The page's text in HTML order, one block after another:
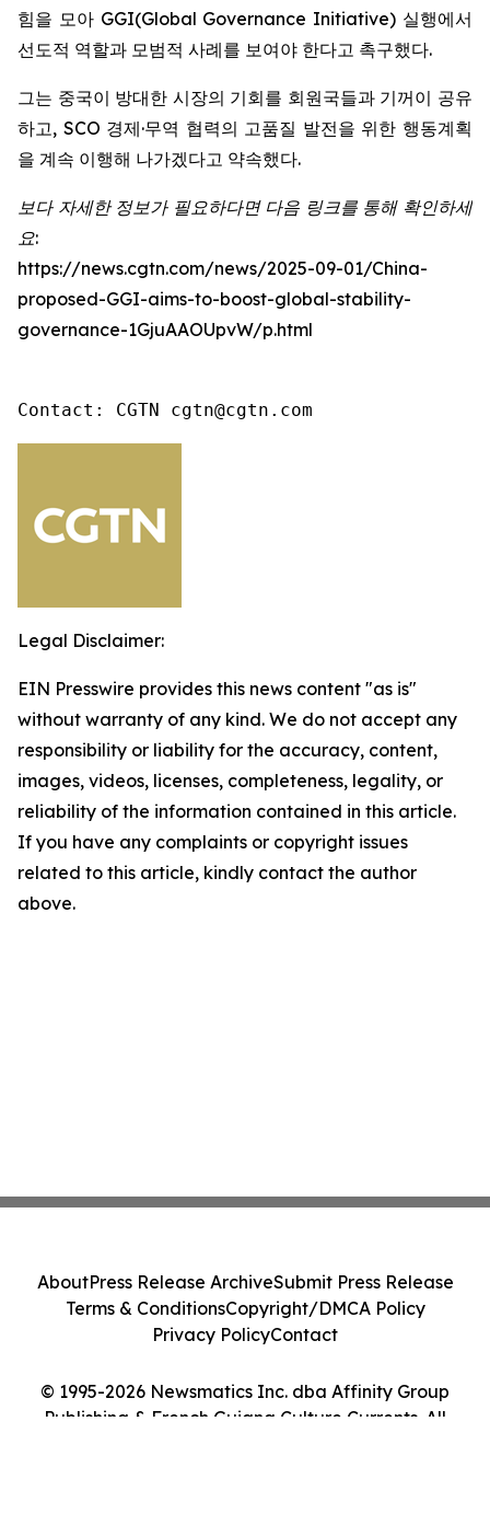
힘을 모아 GGI(Global Governance Initiative) 실행에서
선도적 역할과 모범적 사례를 보여야 한다고 촉구했다.
그는 중국이 방대한 시장의 기회를 회원국들과 기꺼이 공유
하고, SCO 경제·무역 협력의 고품질 발전을 위한 행동계획
을 계속 이행해 나가겠다고 약속했다.
보다 자세한 정보가 필요하다면 다음 링크를 통해 확인하세
요:
https://news.cgtn.com/news/2025-09-01/China-
proposed-GGI-aims-to-boost-global-stability-
governance-1GjuAAOUpvW/p.html
Contact: CGTN cgtn@cgtn.com
Legal Disclaimer:
EIN Presswire provides this news content "as is"
without warranty of any kind. We do not accept any
responsibility or liability for the accuracy, content,
images, videos, licenses, completeness, legality, or
reliability of the information contained in this article.
If you have any complaints or copyright issues
related to this article, kindly contact the author
above.
© 1995-2026 Newsmatics Inc. dba Affinity Group
Publishing & French Guiana Culture Currents. All
AboutPress Release ArchiveSubmit Press Release
Terms & ConditionsCopyright/DMCA Policy
Privacy PolicyContact